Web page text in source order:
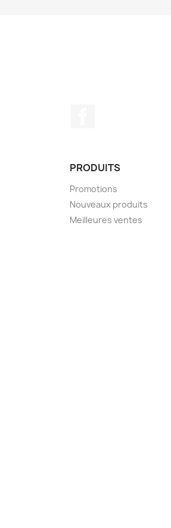
PRODUITS
Promotions
Nouveaux produits
Meilleures ventes